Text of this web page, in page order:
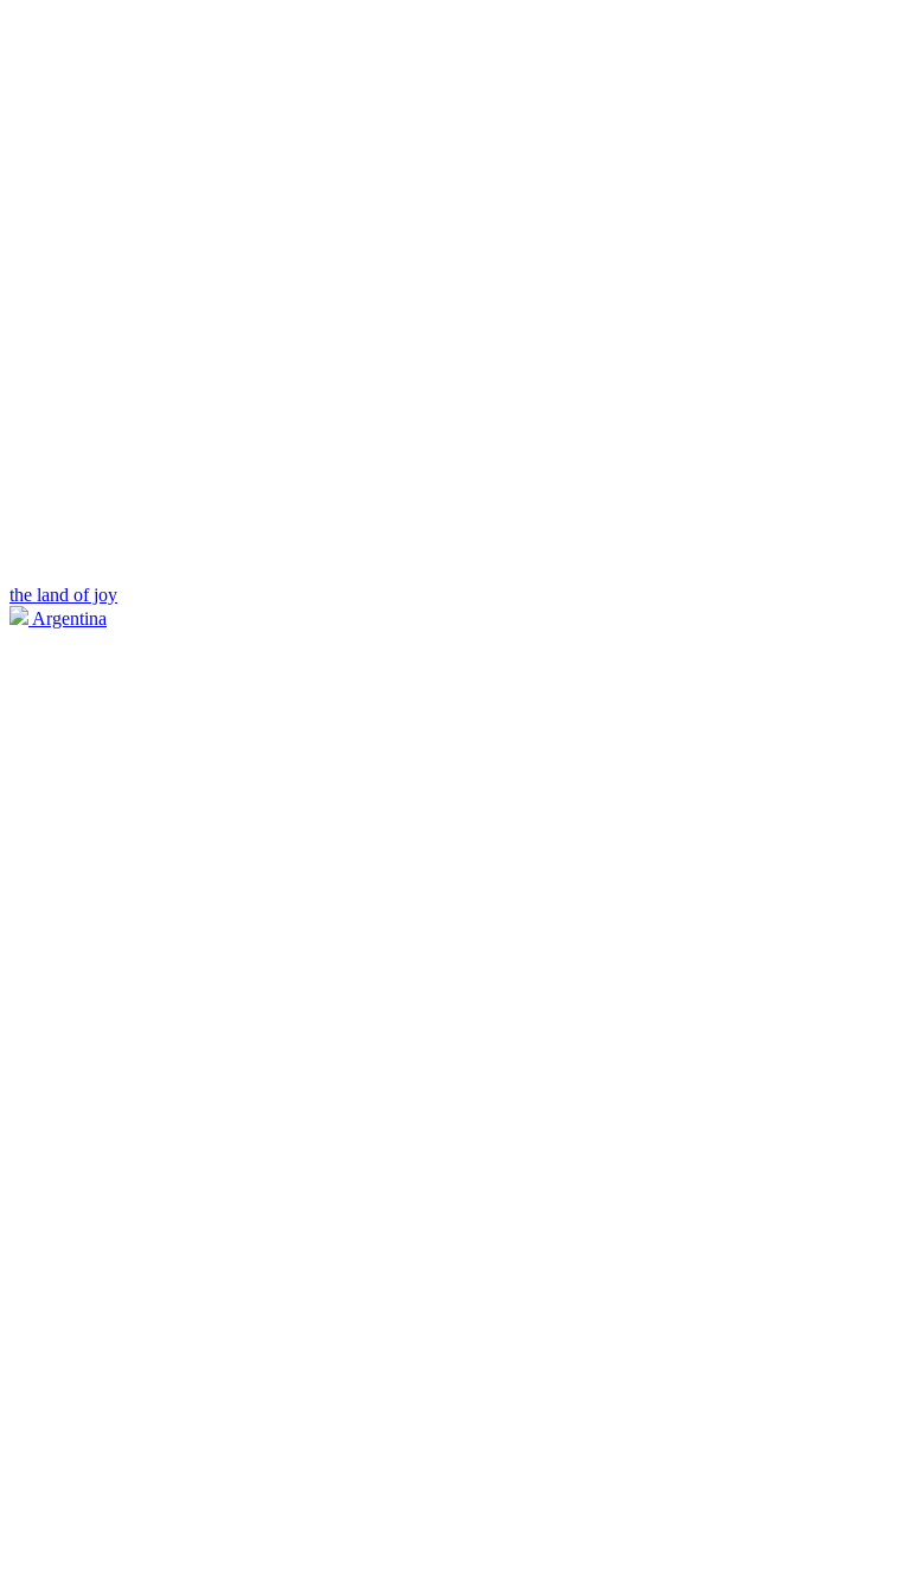
the land of joy
Argentina